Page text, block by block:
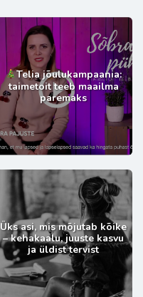
Telia jõulukampaania:
taimetoit teeb maailma
paremaks
Üks asi, mis mõjutab kõike
– kehakaalu, juuste kasvu
ja üldist tervist